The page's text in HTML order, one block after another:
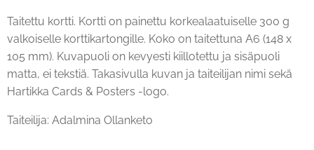
Taitettu kortti. Kortti on painettu korkealaatuiselle 300 g
valkoiselle korttikartongille. Koko on taitettuna A6 (148 x
105 mm). Kuvapuoli on kevyesti kiillotettu ja sisäpuoli
matta, ei tekstiä. Takasivulla kuvan ja taiteilijan nimi sekä
Hartikka Cards & Posters -logo.
Taiteilija: Adalmina Ollanketo